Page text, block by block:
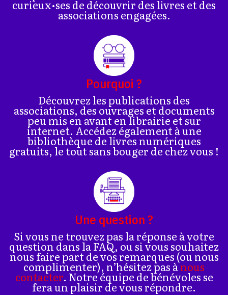
curieux•ses de découvrir des livres et des
associations engagées.
Pourquoi ?
Découvrez les publications des
associations, des ouvrages et documents
peu mis en avant en librairie et sur
internet. Accédez également à une
bibliothèque de livres numériques
gratuits, le tout sans bouger de chez vous !
Une question ?
Si vous ne trouvez pas la réponse à votre
question dans la FAQ, ou si vous souhaitez
nous faire part de vos remarques (ou nous
complimenter), n’hésitez pas ànous
contacter. Notre équipe de bénévoles se
fera un plaisir de vous répondre.